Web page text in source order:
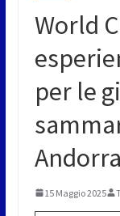
World
per le
Andorra
15 Maggio 2025